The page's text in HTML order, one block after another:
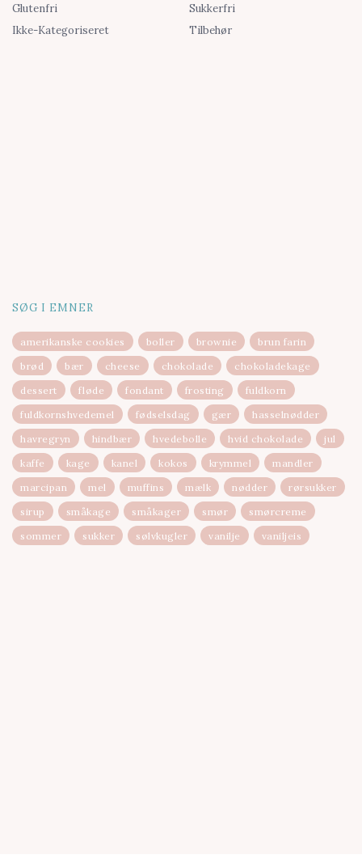
Glutenfri
Ikke-Kategoriseret
Sukkerfri
Tilbehør
SØG I EMNER
amerikanske cookies boller brownie
brun farin
brød
bær cheese chokolade
chokoladekage
dessert
fløde fondant frosting
fuldkorn
fuldkornshvedemel
fødselsdag gær
hasselnødder
havregryn
hindbær hvedebolle hvid chokolade
jul
kaffe
kage kanel kokos krymmel
mandler
marcipan
mel muffins mælk nødder
rørsukker
sirup
småkage småkager smør
smørcreme
sommer
sukker sølvkugler vanilje vaniljeis